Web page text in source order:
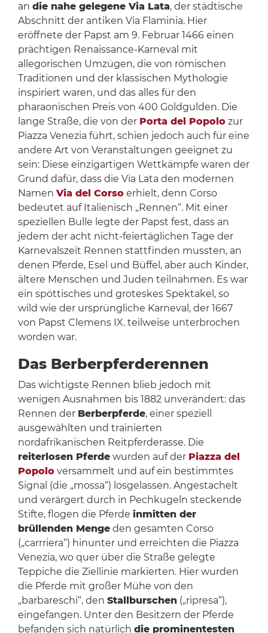
an die nahe gelegene Via Lata, der städtische
Abschnitt der antiken Via Flaminia. Hier
eröffnete der Papst am 9. Februar 1466 einen
prächtigen Renaissance-Karneval mit
allegorischen Umzügen, die von römischen
Traditionen und der klassischen Mythologie
inspiriert waren, und das alles für den
pharaonischen Preis von 400 Goldgulden. Die
lange Straße, die von der Porta del Popolozur
Piazza Venezia führt, schien jedoch auch für eine
andere Art von Veranstaltungen geeignet zu
sein: Diese einzigartigen Wettkämpfe waren der
Grund dafür, dass die Via Lata den modernen
Namen Via del Corsoerhielt, denn Corso
bedeutet auf Italienisch „Rennen“. Mit einer
speziellen Bulle legte der Papst fest, dass an
jedem der acht nicht-feiertäglichen Tage der
Karnevalszeit Rennen stattfinden mussten, an
denen Pferde, Esel und Büffel, aber auch Kinder,
ältere Menschen und Juden teilnahmen. Es war
ein spöttisches und groteskes Spektakel, so
wild wie der ursprüngliche Karneval, der 1667
von Papst Clemens IX. teilweise unterbrochen
worden war.
Das Berberpferderennen
Das wichtigste Rennen blieb jedoch mit
wenigen Ausnahmen bis 1882 unverändert: das
Rennen der Berberpferde, einer speziell
ausgewählten und trainierten
nordafrikanischen Reitpferderasse. Die
reiterlosen Pferdewurden auf der Piazza del
Popoloversammelt und auf ein bestimmtes
Signal (die „mossa“) losgelassen. Angestachelt
und verärgert durch in Pechkugeln steckende
Stifte, flogen die Pferde inmitten der
brüllenden Mengeden gesamten Corso
(„carrriera“) hinunter und erreichten die Piazza
Venezia, wo quer über die Straße gelegte
Teppiche die Ziellinie markierten. Hier wurden
die Pferde mit großer Mühe von den
„barbareschi“, den Stallburschen(„ripresa“),
eingefangen. Unter den Besitzern der Pferde
befanden sich natürlich die prominentesten